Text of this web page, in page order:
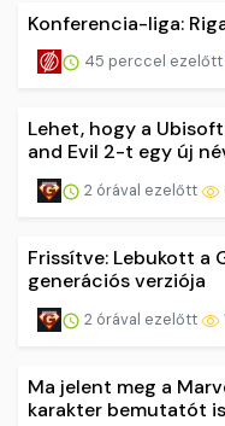
Konferencia-liga:
45 perccel ezelőtt
Lehet, hogy a
and Evil 2-t egy új
2 órával ezelőtt
Frissítve: Lebukott a
generációs verziója
2 órával ezelőtt
Ma jelent meg a
karakter bemutatót